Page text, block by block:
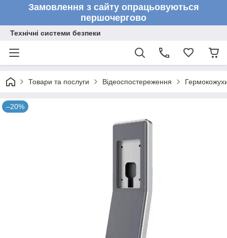
Замовлення з сайту опрацьовуються
першочергово
Технічні системи безпеки
Товари та послуги Відеоспостереження
–20%